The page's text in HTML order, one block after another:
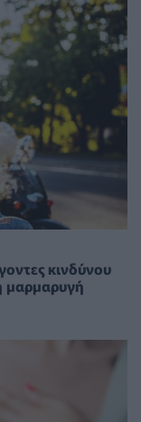
κινδύνου
μαρμαρυγή